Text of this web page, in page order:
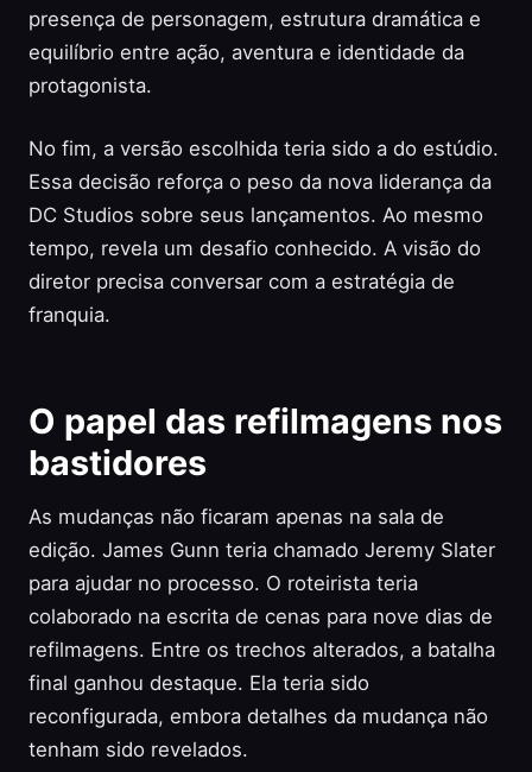
presença de personagem, estrutura dramática e
equilíbrio entre ação, aventura e identidade da
protagonista.
No fim, a versão escolhida teria sido a do estúdio.
Essa decisão reforça o peso da nova liderança da
DC Studios sobre seus lançamentos. Ao mesmo
tempo, revela um desafio conhecido. A visão do
diretor precisa conversar com a estratégia de
franquia.
O papel das refilmagens nos
bastidores
As mudanças não ficaram apenas na sala de
edição. James Gunn teria chamado Jeremy Slater
para ajudar no processo. O roteirista teria
colaborado na escrita de cenas para nove dias de
refilmagens. Entre os trechos alterados, a batalha
final ganhou destaque. Ela teria sido
reconfigurada, embora detalhes da mudança não
tenham sido revelados.